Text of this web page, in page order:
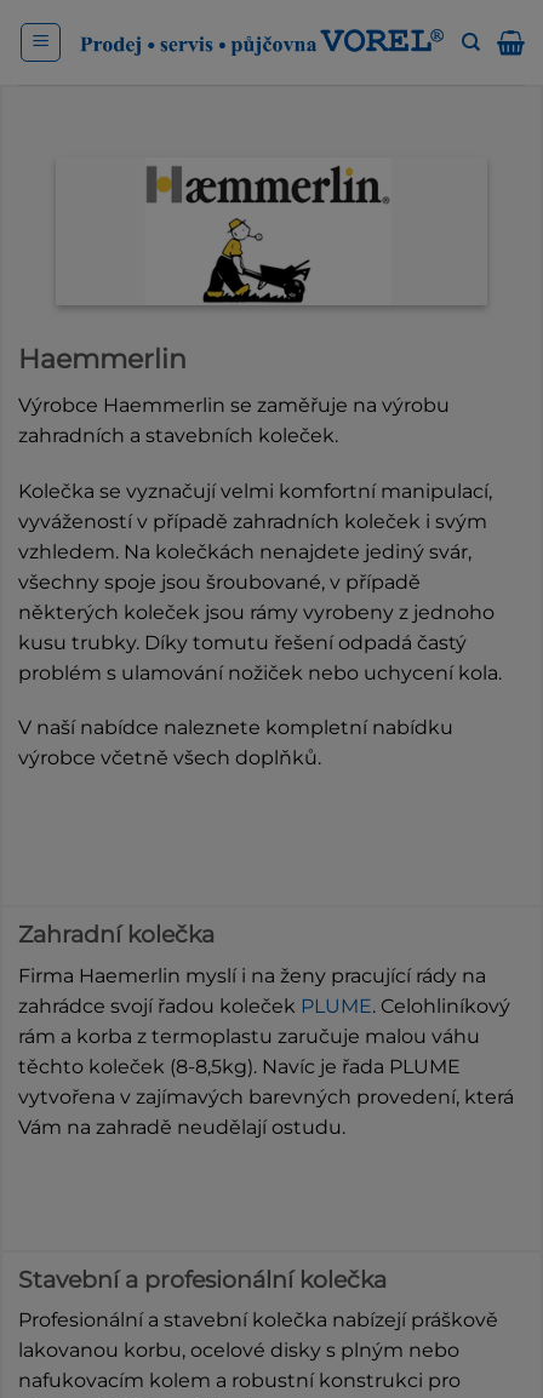
Haemmerlin
Výrobce Haemmerlin se zaměřuje na výrobu
zahradních a stavebních koleček.
Kolečka se vyznačují velmi komfortní manipulací,
vyvážeností v případě zahradních koleček i svým
vzhledem. Na kolečkách nenajdete jediný svár,
všechny spoje jsou šroubované, v případě
některých koleček jsou rámy vyrobeny z jednoho
kusu trubky. Díky tomutu řešení odpadá častý
problém s ulamování nožiček nebo uchycení kola.
V naší nabídce naleznete kompletní nabídku
výrobce včetně všech doplňků.
Zahradní kolečka
Firma Haemerlin myslí i na ženy pracující rády na
zahrádce svojí řadou koleček PLUME. Celohliníkový
rám a korba z termoplastu zaručuje malou váhu
těchto koleček (8-8,5kg). Navíc je řada PLUME
vytvořena v zajímavých barevných provedení, která
Vám na zahradě neudělají ostudu.
Stavební a profesionální kolečka
Profesionální a stavební kolečka nabízejí práškově
lakovanou korbu, ocelové disky s plným nebo
nafukovacím kolem a robustní konstrukci pro